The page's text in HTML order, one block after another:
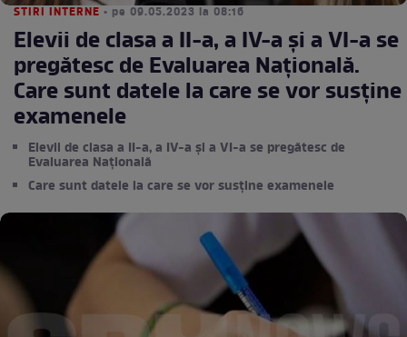
STIRI INTERNE • pe 09.05.2023 la 08:16
Elevii de clasa a II-a, a IV-a și a VI-a se
pregătesc de Evaluarea Națională.
Care sunt datele la care se vor susține
examenele
Elevii de clasa a II-a, a IV-a și a VI-a se pregătesc de
Evaluarea Națională
Care sunt datele la care se vor susține examenele